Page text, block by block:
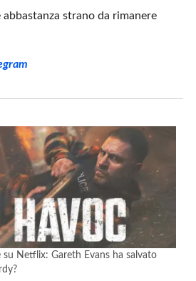
strano da rimanere
su Netflix: Gareth Evans ha salvato